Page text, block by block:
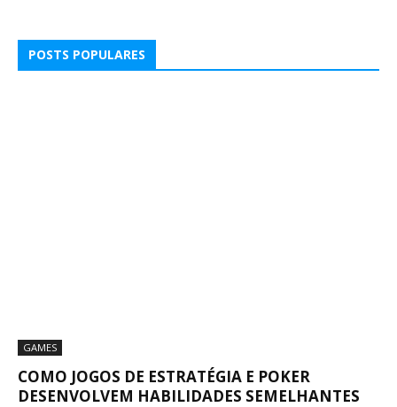
POSTS POPULARES
GAMES
COMO JOGOS DE ESTRATÉGIA E POKER
DESENVOLVEM HABILIDADES SEMELHANTES